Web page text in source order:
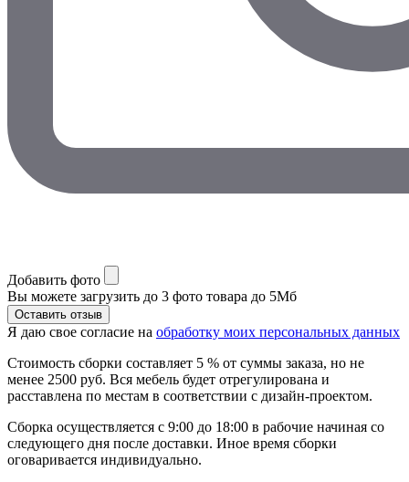
Добавить фото
Вы можете загрузить до 3 фото товара до 5Мб
Я даю свое согласие на обработку моих персональных данных
Стоимость сборки составляет 5 % от суммы заказа, но не
менее 2500 руб. Вся мебель будет отрегулирована и
расставлена по местам в соответствии с дизайн-проектом.
Сборка осуществляется с 9:00 до 18:00 в рабочие начиная со
следующего дня после доставки. Иное время сборки
оговаривается индивидуально.